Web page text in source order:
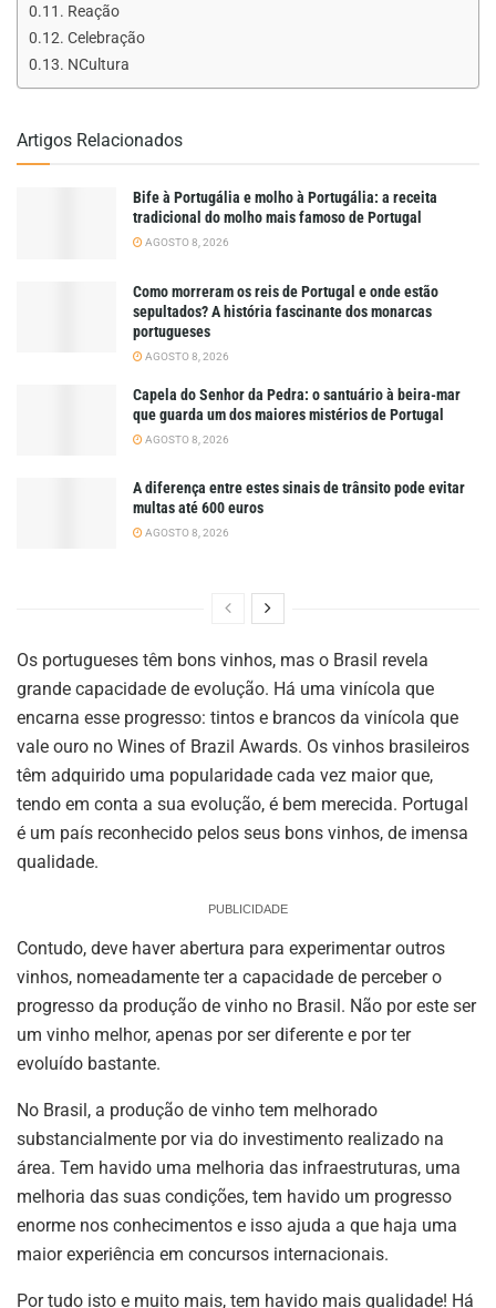
Reação
Celebração
NCultura
Artigos Relacionados
Bife à Portugália e molho à Portugália: a receita
tradicional do molho mais famoso de Portugal
AGOSTO 8, 2026
Como morreram os reis de Portugal e onde estão
sepultados? A história fascinante dos monarcas
portugueses
AGOSTO 8, 2026
Capela do Senhor da Pedra: o santuário à beira-mar
que guarda um dos maiores mistérios de Portugal
AGOSTO 8, 2026
A diferença entre estes sinais de trânsito pode evitar
multas até 600 euros
AGOSTO 8, 2026
Os portugueses têm bons vinhos, mas o Brasil revela
grande capacidade de evolução. Há uma vinícola que
encarna esse progresso: tintos e brancos da vinícola que
vale ouro no Wines of Brazil Awards. Os vinhos brasileiros
têm adquirido uma popularidade cada vez maior que,
tendo em conta a sua evolução, é bem merecida. Portugal
é um país reconhecido pelos seus bons vinhos, de imensa
qualidade.
PUBLICIDADE
Contudo, deve haver abertura para experimentar outros
vinhos, nomeadamente ter a capacidade de perceber o
progresso da produção de vinho no Brasil. Não por este ser
um vinho melhor, apenas por ser diferente e por ter
evoluído bastante.
No Brasil, a produção de vinho tem melhorado
substancialmente por via do investimento realizado na
área. Tem havido uma melhoria das infraestruturas, uma
melhoria das suas condições, tem havido um progresso
enorme nos conhecimentos e isso ajuda a que haja uma
maior experiência em concursos internacionais.
Por tudo isto e muito mais, tem havido mais qualidade! Há